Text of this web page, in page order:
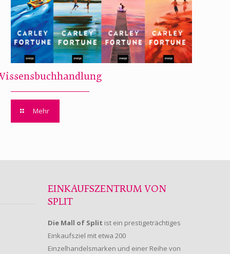
Mehr
EINKAUFSZENTRUM VON
SPLIT
Die Mall of Split ist ein prestigeträchtiges
Einkaufsziel mit etwa 200
Einzelhandelsmarken und einer Reihe von